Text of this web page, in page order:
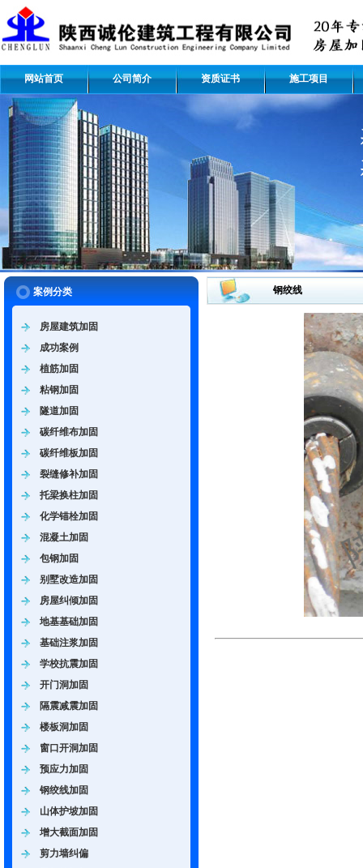
网站首页 公司简介 资质证书 施工项目
案例分类
房屋建筑加固
成功案例
植筋加固
粘钢加固
隧道加固
碳纤维布加固
碳纤维板加固
裂缝修补加固
托梁换柱加固
化学锚栓加固
混凝土加固
包钢加固
别墅改造加固
房屋纠倾加固
地基基础加固
基础注浆加固
学校抗震加固
开门洞加固
隔震减震加固
楼板洞加固
窗口开洞加固
预应力加固
钢绞线加固
山体护坡加固
增大截面加固
剪力墙纠偏
钢绞线